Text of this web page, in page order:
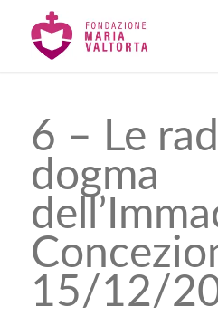
6 – Le
dogma
15/12/